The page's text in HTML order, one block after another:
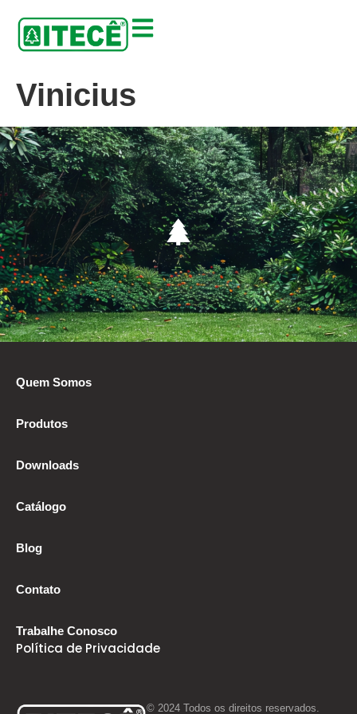
Vinicius
Quem Somos
Produtos
Downloads
Catálogo
Blog
Contato
Trabalhe Conosco
Política de Privacidade
© 2024 Todos os direitos reservados.